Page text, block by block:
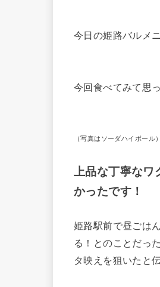
今日の姫路バルメ
今回食べてみて思
（写真はソーダハイボール）
上品な丁寧なワ
かったです！
姫路駅前で昼ごは
る！とのことだっ
タ映えを狙いたと